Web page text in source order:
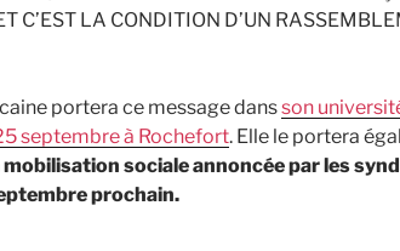
C’EST LA CONDITION D’UN
portera ce message dansson
septembre à Rochefort. Elle le portera
mobilisation sociale annoncée par les
prochain.